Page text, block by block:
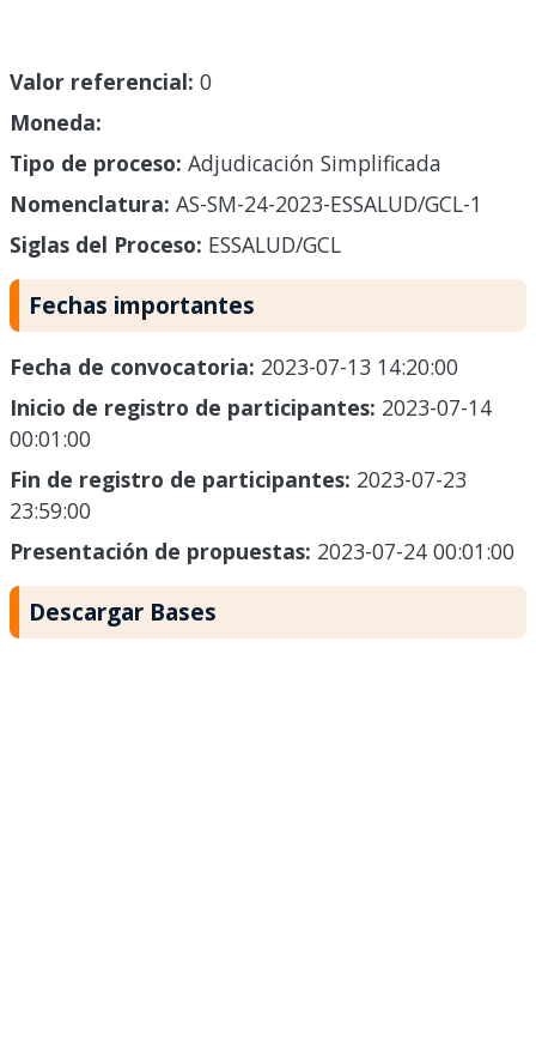
Valor referencial: 0
Moneda:
Tipo de proceso: Adjudicación Simplificada
Nomenclatura: AS-SM-24-2023-ESSALUD/GCL-1
Siglas del Proceso: ESSALUD/GCL
Fechas importantes
Fecha de convocatoria: 2023-07-13 14:20:00
Inicio de registro de participantes: 2023-07-14
00:01:00
Fin de registro de participantes: 2023-07-23
23:59:00
Presentación de propuestas: 2023-07-24 00:01:00
Descargar Bases